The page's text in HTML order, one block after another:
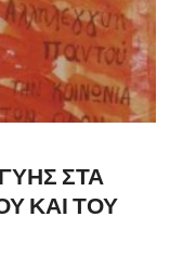
ΣΤΑ
ΚΑΙ ΤΟΥ